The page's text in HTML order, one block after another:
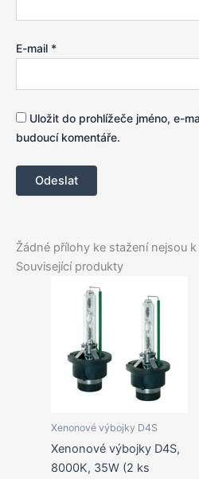
E-mail *
Uložit do prohlížeče jméno, e-
budoucí komentáře.
Žádné přílohy ke stažení nejsou
Související produkty
Xenonové výbojky D4S
Xenonové výbojky D4S,
8000K, 35W (2 ks